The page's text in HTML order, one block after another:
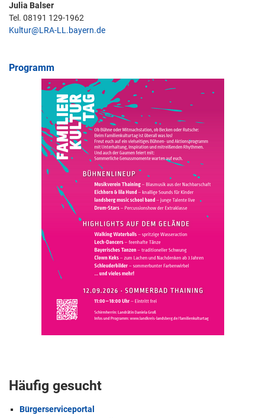
Julia Balser
Tel. 08191 129-1962
Kultur@LRA-LL.bayern.de
Programm
Häufig gesucht
Bürgerserviceportal